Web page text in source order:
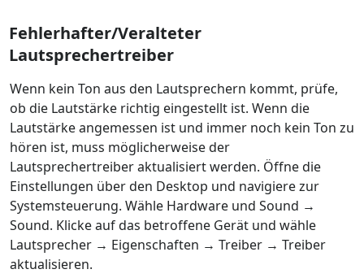
Fehlerhafter/Veralteter
Lautsprechertreiber
Wenn kein Ton aus den Lautsprechern kommt, prüfe,
ob die Lautstärke richtig eingestellt ist. Wenn die
Lautstärke angemessen ist und immer noch kein Ton zu
hören ist, muss möglicherweise der
Lautsprechertreiber aktualisiert werden. Öffne die
Einstellungen über den Desktop und navigiere zur
Systemsteuerung. Wähle Hardware und Sound →
Sound. Klicke auf das betroffene Gerät und wähle
Lautsprecher → Eigenschaften → Treiber → Treiber
aktualisieren.